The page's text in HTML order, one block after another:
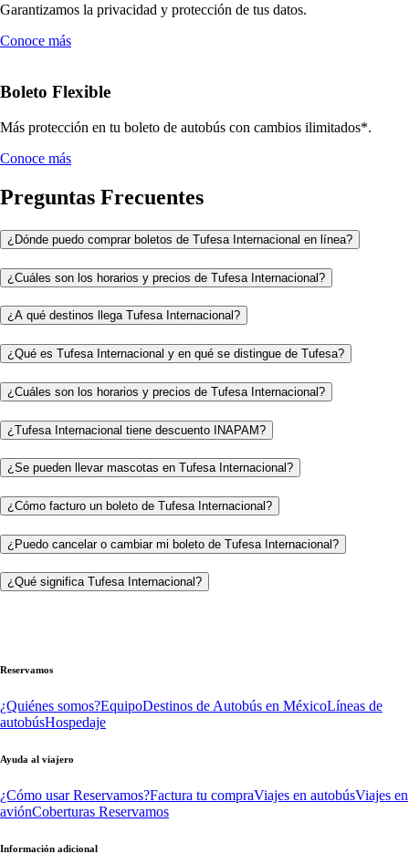
Garantizamos la privacidad y protección de tus datos.
Conoce más
Boleto Flexible
Más protección en tu boleto de autobús con cambios ilimitados*.
Conoce más
Preguntas Frecuentes
¿Dónde puedo comprar boletos de Tufesa Internacional en línea?
¿Cuáles son los horarios y precios de Tufesa Internacional?
¿A qué destinos llega Tufesa Internacional?
¿Qué es Tufesa Internacional y en qué se distingue de Tufesa?
¿Cuáles son los horarios y precios de Tufesa Internacional?
¿Tufesa Internacional tiene descuento INAPAM?
¿Se pueden llevar mascotas en Tufesa Internacional?
¿Cómo facturo un boleto de Tufesa Internacional?
¿Puedo cancelar o cambiar mi boleto de Tufesa Internacional?
¿Qué significa Tufesa Internacional?
Reservamos
¿Quiénes somos?EquipoDestinos de Autobús en MéxicoLíneas de
autobúsHospedaje
Ayuda al viajero
¿Cómo usar Reservamos?Factura tu compraViajes en autobúsViajes en
aviónCoberturas Reservamos
Información adicional